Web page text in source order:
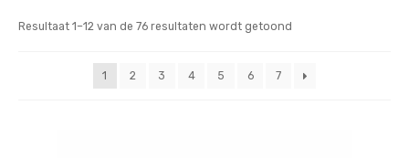
Resultaat 1–12 van de 76 resultaten wordt getoondGesorteerd
1
2 3 4 5 6 7